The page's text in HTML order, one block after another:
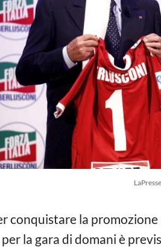
conquistare la
la gara di domani è